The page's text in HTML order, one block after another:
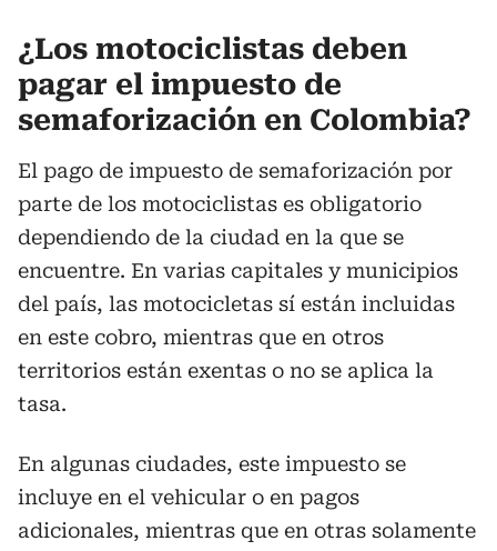
¿Los motociclistas deben
pagar el impuesto de
semaforización en Colombia?
El pago de impuesto de semaforización por
parte de los motociclistas es obligatorio
dependiendo de la ciudad en la que se
encuentre. En varias capitales y municipios
del país, las motocicletas sí están incluidas
en este cobro, mientras que en otros
territorios están exentas o no se aplica la
tasa.
En algunas ciudades, este impuesto se
incluye en el vehicular o en pagos
adicionales, mientras que en otras solamente